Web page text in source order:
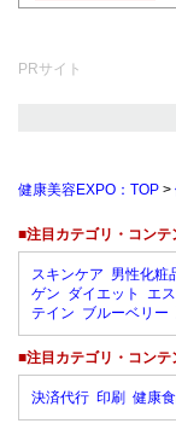
PRサイト
健康美容EXPO：TOP >
■注目カテゴリ・コンテ
スキンケア 男性化粧
ゲン ダイエット エ
テイン ブルーベリー
■注目カテゴリ・コンテ
決済代行 印刷 健康